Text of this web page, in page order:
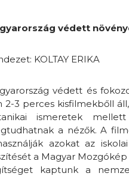
védett
KOLTAY ERIKA
védett és
2-3 perces kisfilmekbőll
ismeretek
a nézők. A
azokat az
a Magyar
kaptunk a